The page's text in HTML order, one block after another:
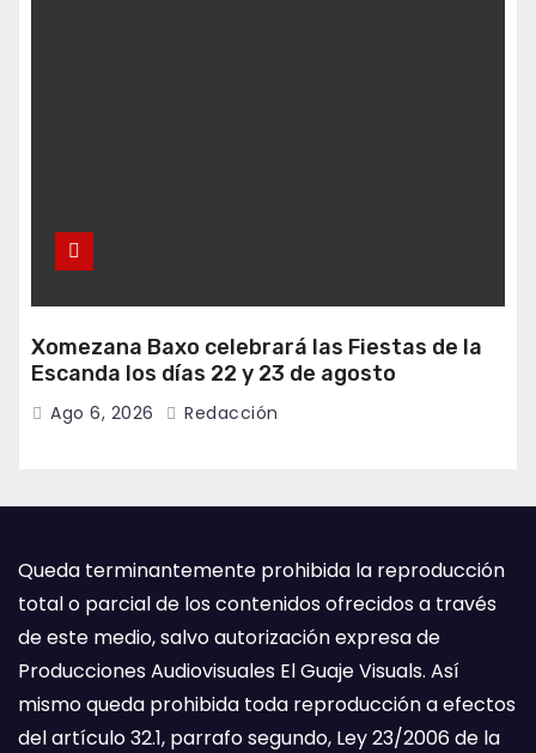
Xomezana Baxo celebrará las Fiestas de la
Escanda los días 22 y 23 de agosto
Ago 6, 2026 Redacción
Queda terminantemente prohibida la reproducción
total o parcial de los contenidos ofrecidos a través
de este medio, salvo autorización expresa de
Producciones Audiovisuales El Guaje Visuals. Así
mismo queda prohibida toda reproducción a efectos
del artículo 32.1, parrafo segundo, Ley 23/2006 de la